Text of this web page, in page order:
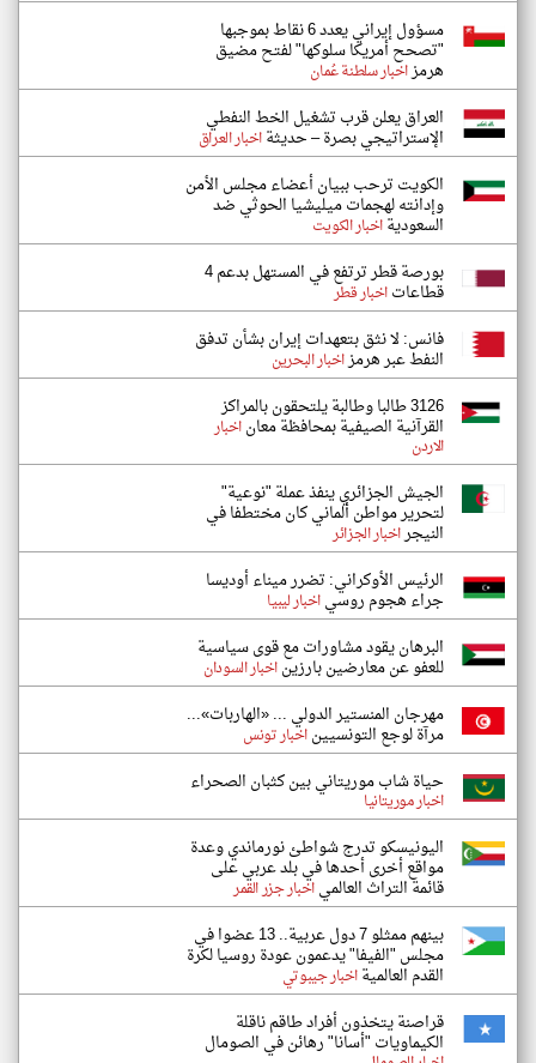
مسؤول إيراني يعدد 6 نقاط بموجبها
"تصحح أمريكا سلوكها" لفتح مضيق
هرمزاخبار سلطنة عُمان
العراق يعلن قرب تشغيل الخط النفطي
الإستراتيجي بصرة – حديثةاخبار العراق
الكويت ترحب ببيان أعضاء مجلس الأمن
وإدانته لهجمات ميليشيا الحوثي ضد
السعوديةاخبار الكويت
بورصة قطر ترتفع في المستهل بدعم 4
قطاعاتاخبار قطر
فانس: لا نثق بتعهدات إيران بشأن تدفق
النفط عبر هرمزاخبار البحرين
3126 طالبا وطالبة يلتحقون بالمراكز
القرآنية الصيفية بمحافظة معاناخبار
الاردن
الجيش الجزائري ينفذ عملة "نوعية"
لتحرير مواطن ألماني كان مختطفا في
النيجراخبار الجزائر
الرئيس الأوكراني: تضرر ميناء أوديسا
جراء هجوم روسياخبار ليبيا
البرهان يقود مشاورات مع قوى سياسية
للعفو عن معارضين بارزيناخبار السودان
مهرجان المنستير الدولي ... «الهاربات»...
مرآة لوجع التونسييناخبار تونس
حياة شاب موريتاني بين كثبان الصحراء
اخبار موريتانيا
اليونيسكو تدرج شواطئ نورماندي وعدة
مواقع أخرى أحدها في بلد عربي على
قائمة التراث العالمياخبار جزر القمر
بينهم ممثلو 7 دول عربية.. 13 عضوا في
مجلس "الفيفا" يدعمون عودة روسيا لكرة
القدم العالميةاخبار جيبوتي
قراصنة يتخذون أفراد طاقم ناقلة
الكيماويات "أسانا" رهائن في الصومال